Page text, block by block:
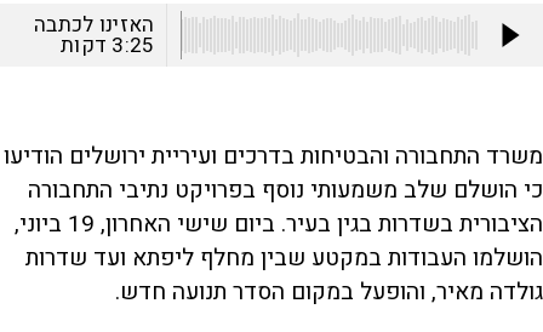
האזינו לכתבה
3:25 דקות
משרד התחבורה והבטיחות בדרכים ועיריית ירושלים הודיעו
כי הושלם שלב משמעותי נוסף בפרויקט נתיבי התחבורה
הציבורית בשדרות בגין בעיר. ביום שישי האחרון, 19 ביוני,
הושלמו העבודות במקטע שבין מחלף ליפתא ועד שדרות
גולדה מאיר, והופעל במקום הסדר תנועה חדש.